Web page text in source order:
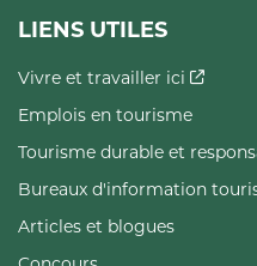
LIENS UTILES
Vivre et travailler ici
Emplois en tourisme
Tourisme durable et
Bureaux d'information
Articles et blogues